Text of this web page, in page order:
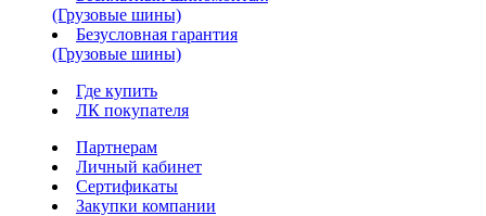
(Грузовые шины)
Безусловная гарантия
(Грузовые шины)
Где купить
ЛК покупателя
Партнерам
Личный кабинет
Сертификаты
Закупки компании